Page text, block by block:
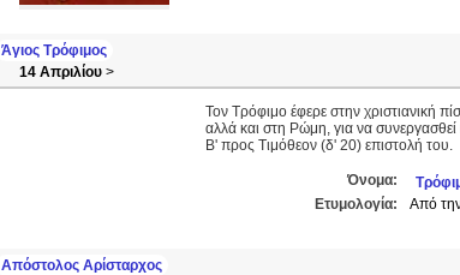
Άγιος Τρόφιμος
14 Απριλίου >
Τον Τρόφιμο έφερε στην χριστιανική
αλλά και στη Ρώμη, για να
Β' προς Τιμόθεον (δ' 20) επιστολή του.
Όνομα:
Ετυμολογία:
Από
Απόστολος Αρίσταρχος